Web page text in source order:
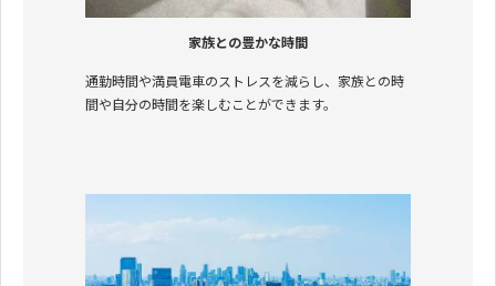
家族との豊かな時間
通勤時間や満員電車のストレスを減らし、家族との時
間や自分の時間を楽しむことができます。